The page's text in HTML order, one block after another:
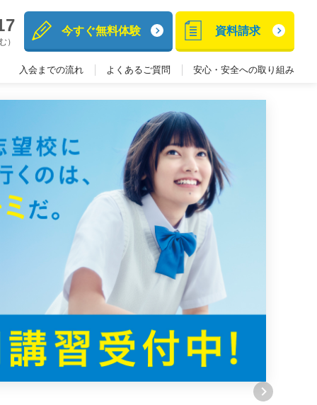
今すぐ無料体験 資料請求
）
入会までの流れ よくあるご質問 安心・安全への取り組み